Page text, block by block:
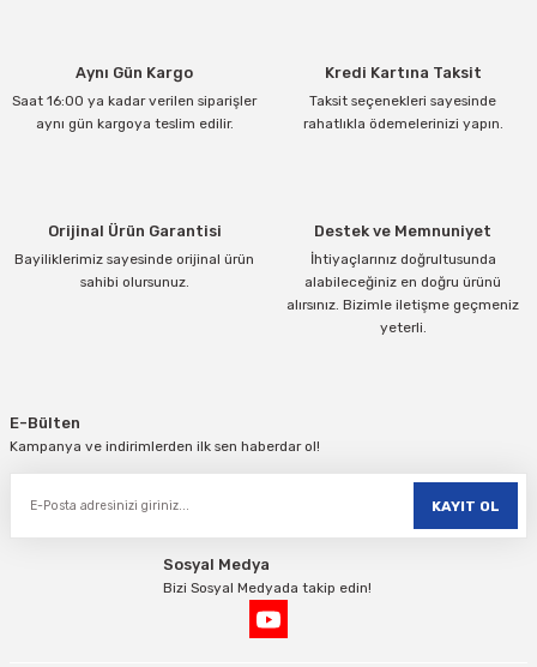
Aynı Gün Kargo
Saat 16:00 ya kadar verilen siparişler
aynı gün kargoya teslim edilir.
Kredi Kartına Taksit
Taksit seçenekleri sayesinde
rahatlıkla ödemelerinizi yapın.
Orijinal Ürün Garantisi
Bayiliklerimiz sayesinde orijinal ürün
sahibi olursunuz.
Destek ve Memnuniyet
İhtiyaçlarınız doğrultusunda
alabileceğiniz en doğru ürünü
alırsınız. Bizimle iletişme geçmeniz
yeterli.
E-Bülten
Kampanya ve indirimlerden ilk sen haberdar ol!
KAYIT OL
Sosyal Medya
Bizi Sosyal Medyada takip edin!